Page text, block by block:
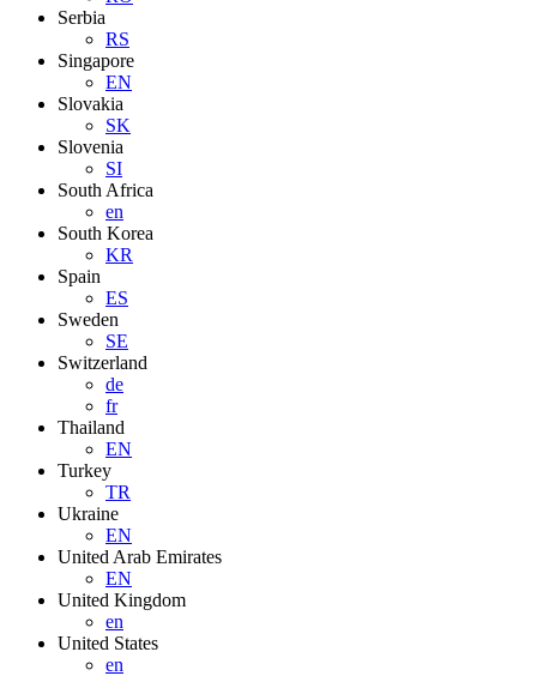
Serbia
RS
Singapore
EN
Slovakia
SK
Slovenia
SI
South Africa
en
South Korea
KR
Spain
ES
Sweden
SE
Switzerland
de
fr
Thailand
EN
Turkey
TR
Ukraine
EN
United Arab Emirates
EN
United Kingdom
en
United States
en